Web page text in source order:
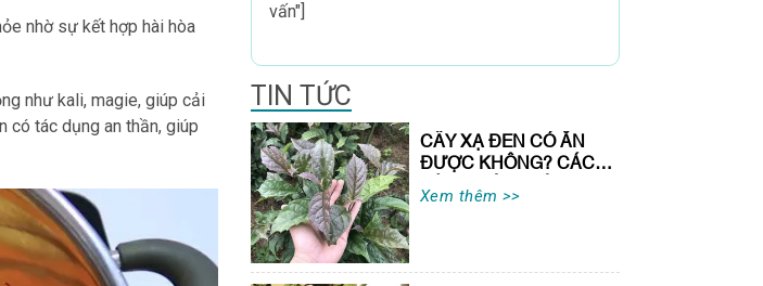
nhờ sự kết hợp hài hòa
như kali, magie, giúp cải
có tác dụng an thần, giúp
vấn"]
TIN TỨC
CÂY XẠ ĐEN CÓ ĂN
ĐƯỢC KHÔNG? CÁCH
DÙNG ĐÚNG VÀ AN
TOÀN
Xem thêm >>